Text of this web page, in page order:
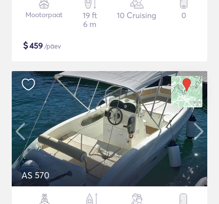
Mootorpaat
19 ft
6 m
10 Cruising 0
$459 /päev
AS 570